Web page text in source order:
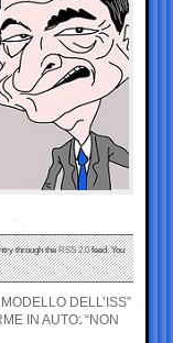
through theRSS 2.0feed. You
DELL’ISS”
IN AUTO: “NON